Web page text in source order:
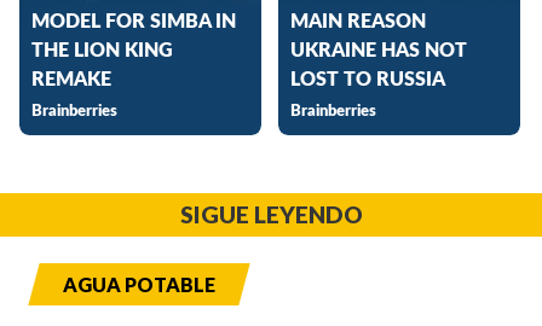
SIGUE LEYENDO
AGUA POTABLE